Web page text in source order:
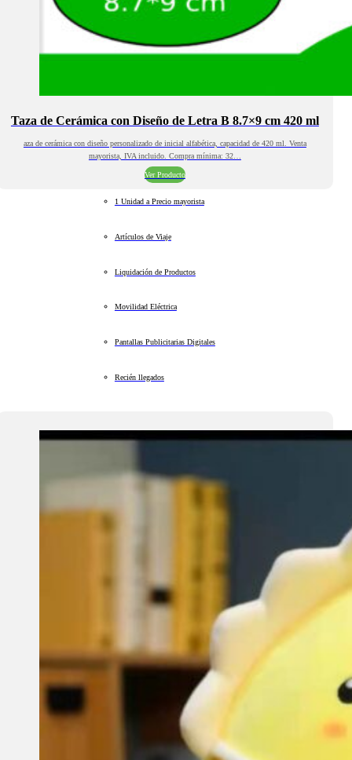
Taza de Cerámica con Diseño de Letra B 8.7×9 cm 420 ml
aza de cerámica con diseño personalizado de inicial alfabética, capacidad de 420 ml. Venta
mayorista, IVA incluido. Compra mínima: 32…
Ver Producto
1 Unidad a Precio mayorista
Artículos de Viaje
Liquidación de Productos
Movilidad Eléctrica
Pantallas Publicitarias Digitales
Recién llegados